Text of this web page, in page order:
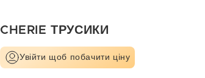
CHERIE ТРУСИКИ
Увійти щоб побачити ціну